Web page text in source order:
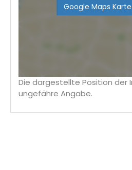
Google Maps
Die dargestellte Position der
ungefähre Angabe.